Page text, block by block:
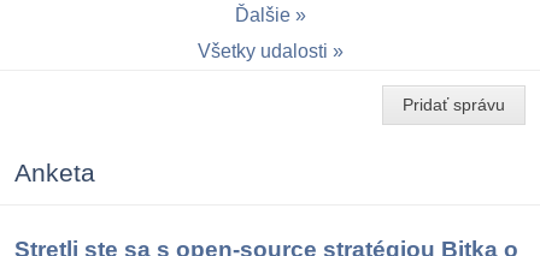
Ďalšie
Všetky udalosti
Pridať správu
Anketa
Stretli ste sa s open-source stratégiou Bitka o